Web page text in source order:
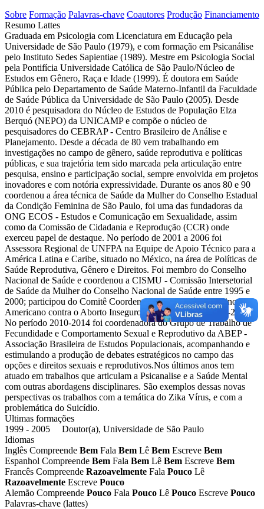
Sobre Formação Palavras-chave Coautores Produção Financiamento
Resumo Lattes
Graduada em Psicologia com Licenciatura em Educação pela
Universidade de São Paulo (1979), e com formação em Psicanálise
pelo Instituto Sedes Sapientiae (1989). Mestre em Psicologia Social
pela Pontifícia Universidade Católica de São Paulo/Núcleo de
Estudos em Gênero, Raça e Idade (1999). É doutora em Saúde
Pública pelo Departamento de Saúde Materno-Infantil da Faculdade
de Saúde Pública da Universidade de São Paulo (2005). Desde
2010 é pesquisadora do Núcleo de Estudos de População Elza
Berquó (NEPO) da UNICAMP e compõe o núcleo de
pesquisadores do CEBRAP - Centro Brasileiro de Análise e
Planejamento. Desde a década de 80 vem trabalhando em
investigações no campo de gênero, saúde reprodutiva e políticas
públicas, e sua trajetória tem sido marcada pela articulação entre
pesquisa, ensino e participação social, sempre envolvida em projetos
inovadores e com notória expressividade. Durante os anos 80 e 90
coordenou a área técnica de Saúde da Mulher do Conselho Estadual
da Condição Feminina de São Paulo, foi uma das fundadoras da
ONG ECOS - Estudos e Comunicação em Sexualidade, assim
como da Comissão de Cidadania e Reprodução (CCR) onde
exerceu papel de destaque. No período de 2001 a 2006 foi
Assessora Regional de UNFPA na Equipe de Apoio Técnico para a
América Latina e Caribe, situado no México, na área de Políticas de
Saúde Reprodutiva, Gênero e Direitos. Foi membro do Conselho
Nacional de Saúde e coordenou a CISMU - Comissão Intersetorial
de Saúde da Mulher do Conselho Nacional de Saúde entre 1995 e
2000; participou do Comitê Coordenador do Consórcio Latino
Americano contra o Aborto Inseguro (CLACAI) entre 2009-2014.
No período 2010-2014 foi coordenadora do Grupo de Trabalho de
Fecundidade e Comportamento Sexual e Reprodutivo da ABEP -
Associação Brasileira de Estudos Populacionais, acompanhando e
estimulando a produção de debates estratégicos no campo das
opções e direitos sexuais e reprodutivos.Nos últimos anos tem
atuado em trabalhos que articulam a Psicanalise e a Saúde Mental
com outras abordagens disciplinares. São exemplos dessas novas
perspectivas os trabalhos com a temática do Zika Vírus, e com a
problemática do Suicídio.
Ultimas formações
1999 - 2005 Doutor(a), Universidade de São Paulo
Idiomas
Inglês Compreende Bem Fala Bem Lê Bem Escreve Bem
Espanhol Compreende Bem Fala Bem Lê Bem Escreve Bem
Francês Compreende Razoavelmente Fala Pouco Lê
Razoavelmente Escreve Pouco
Alemão Compreende Pouco Fala Pouco Lê Pouco Escreve Pouco
Palavras-chave (lattes)